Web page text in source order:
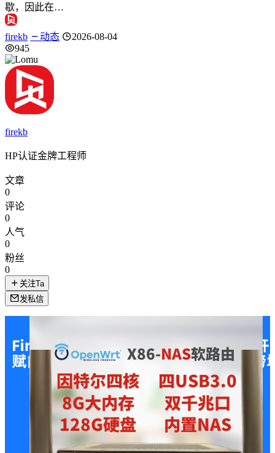
歇，因此在…
firekb 动态
2026-08-04
945
firekb
HP认证金牌工程师
文章
0
评论
0
人气
0
粉丝
0
关注Ta
发私信